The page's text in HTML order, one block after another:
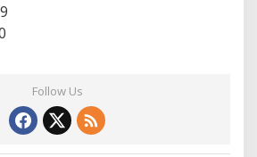
Follow Us